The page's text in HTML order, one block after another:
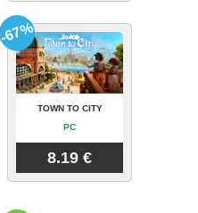
TOWN TO CITY
PC
8.19 €
-67%